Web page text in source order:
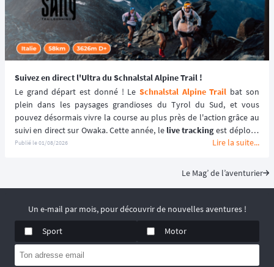
Suivez en direct l'Ultra du Schnalstal Alpine Trail !
Le grand départ est donné ! Le Schnalstal Alpine Trail bat son
plein dans les paysages grandioses du Tyrol du Sud, et vous
pouvez désormais vivre la course au plus près de l'action grâce au
suivi en direct sur Owaka. Cette année, le live tracking est déployé
spécifiquement pour la distance reine de l'événement afin de
Publié le01/08/2026 Lire la suite...
Le Mag’ de l’aventurier
Un e-mail par mois, pour découvrir de nouvelles aventures !
Sport
Motor